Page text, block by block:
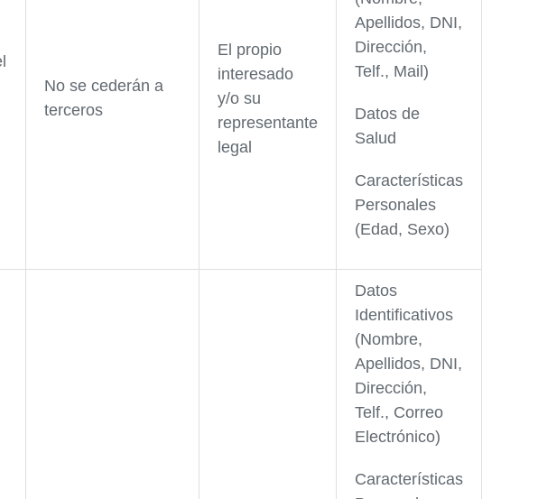
No se cederán a
terceros
El propio
interesado
y/o su
representante
legal
Apellidos, DNI,
Dirección,
Telf., Mail)
Datos de
Salud
Características
Personales
(Edad, Sexo)
Datos
Identificativos
(Nombre,
Apellidos, DNI,
Dirección,
Telf., Correo
Electrónico)
Características